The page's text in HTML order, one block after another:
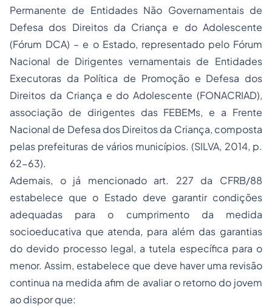
Permanente de Entidades Não Governamentais de
Defesa dos Direitos da Criança e do Adolescente
(Fórum DCA) – e o Estado, representado pelo Fórum
Nacional de Dirigentes vernamentais de Entidades
Executoras da Política de Promoção e Defesa dos
Direitos da Criança e do Adolescente (FONACRIAD),
associação de dirigentes das FEBEMs, e a Frente
Nacional de Defesa dos Direitos da Criança, composta
pelas prefeituras de vários municípios. (SILVA, 2014, p.
62-63).
Ademais, o já mencionado art. 227 da CFRB/88
estabelece que o Estado deve garantir condições
adequadas para o cumprimento da medida
socioeducativa que atenda, para além das garantias
do devido processo legal, a tutela específica para o
menor. Assim, estabelece que deve haver uma revisão
continua na medida afim de avaliar o retorno do jovem
ao dispor que: